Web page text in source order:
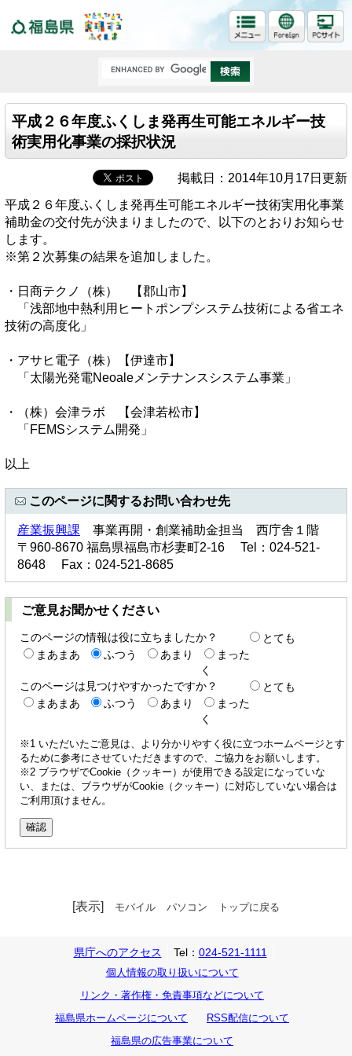
平成２６年度ふくしま発再生可能エネルギー技
術実用化事業の採択状況
掲載日：2014年10月17日更新
平成２６年度ふくしま発再生可能エネルギー技術実用化事業
補助金の交付先が決まりましたので、以下のとおりお知らせ
します。
※第２次募集の結果を追加しました。
・日商テクノ（株） 【郡山市】
「浅部地中熱利用ヒートポンプシステム技術による省エネ
技術の高度化」
・アサヒ電子（株）【伊達市】
「太陽光発電Neoaleメンテナンスシステム事業」
・（株）会津ラボ 【会津若松市】
「FEMSシステム開発」
以上
このページに関するお問い合わせ先
産業振興課 事業再開・創業補助金担当 西庁舎１階
〒960-8670 福島県福島市杉妻町2-16 Tel：024-521-
8648 Fax：024-521-8685
ご意見お聞かせください
このページの情報は役に立ちましたか？
とても
まあまあ
ふつう あまり
まった
く
このページは見つけやすかったですか？
とても
まあまあ
ふつう あまり
まった
く
※1 いただいたご意見は、より分かりやすく役に立つホームページとす
るために参考にさせていただきますので、ご協力をお願いします。
※2 ブラウザでCookie（クッキー）が使用できる設定になっていな
い、または、ブラウザがCookie（クッキー）に対応していない場合は
ご利用頂けません。
[表示] モバイル パソコン トップに戻る
県庁へのアクセス Tel： 024-521-1111
個人情報の取り扱いについて
リンク・著作権・免責事項などについて
福島県ホームページについて
RSS配信について
福島県の広告事業について